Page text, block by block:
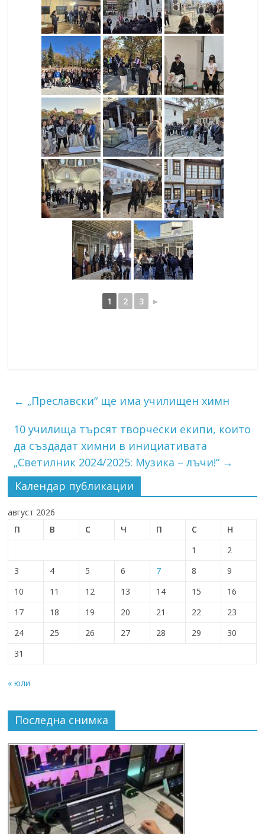
1 2 3 ►
← „Преславски“ ще има училищен химн
10 училища търсят творчески екипи, които
да създадат химни в инициативата
„Светилник 2024/2025: Музика – лъчи!“ →
Календар публикации
август 2026
П
В С Ч П С
Н
1
2
3
4 5 6 7 8
9
10
11 12 13 14 15
16
17
18 19 20 21 22
23
24
25 26 27 28 29
30
31
« юли
Последна снимка